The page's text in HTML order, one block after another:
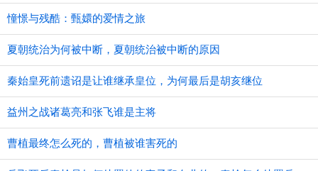
憧憬与残酷：甄嬛的爱情之旅
夏朝统治为何被中断，夏朝统治被中断的原因
秦始皇死前遗诏是让谁继承皇位，为何最后是胡亥继位
益州之战诸葛亮和张飞谁是主将
曹植最终怎么死的，曹植被谁害死的